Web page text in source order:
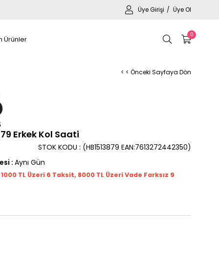
Üye Girişi Üye Ol
0
Ürünler
< < Önceki Sayfaya Dön
Erkek Kol Saati
(HB1513879 EAN:7613272442350)
STOK KODU
: Aynı Gün
TL Üzeri 6 Taksit, 8000 TL Üzeri Vade Farksız 9